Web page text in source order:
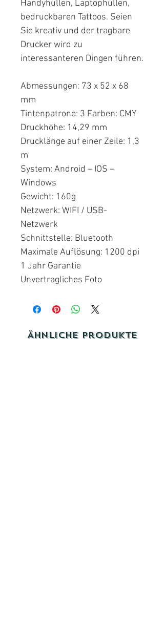
Handyhüllen, Laptophüllen,
bedruckbaren Tattoos. Seien
Sie kreativ und der tragbare
Drucker wird zu
interessanteren Dingen führen.
Abmessungen: 73 x 52 x 68
mm
Tintenpatrone: 3 Farben: CMY
Druckhöhe: 14,29 mm
Drucklänge auf einer Zeile: 1,3
m
System: Android – IOS –
Windows
Gewicht: 160g
Netzwerk: WIFI / USB-
Netzwerk
Schnittstelle: Bluetooth
Maximale Auflösung: 1200 dpi
1 Jahr Garantie
Unvertragliches Foto
Ähnliche Produkte